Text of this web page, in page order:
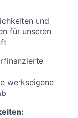
und
für unseren
werkseigene